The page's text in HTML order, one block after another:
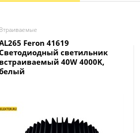
Втраиваемые
Feron 41619
светильник
встраиваемый 40W 4000K,